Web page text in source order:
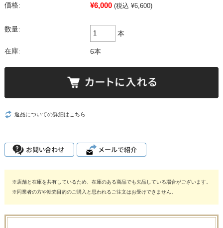
価格: ¥6,000 (税込 ¥6,600)
数量:
本
在庫: 6本
返品についての詳細はこちら
※店舗と在庫を共有しているため、在庫のある商品でも欠品している場合がございます。
※同業者の方や転売目的のご購入と思われるご注文はお受けできません。